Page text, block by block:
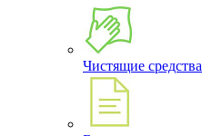
Чистящие средства